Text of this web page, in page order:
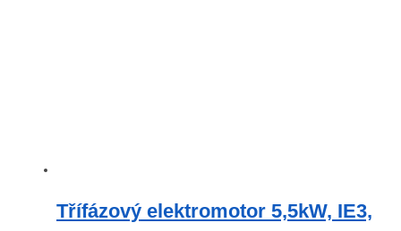
Třífázový elektromotor 5,5kW, IE3,